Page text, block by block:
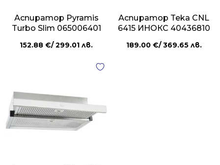
Аспиратор Pyramis
Turbo Slim 065006401
152.88 €/ 299.01 лв.
Аспиратор Teka CNL
6415 ИНОКС 40436810
189.00 €/ 369.65 лв.